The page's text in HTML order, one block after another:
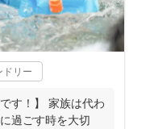
ドリー
す！】 家族は代わ
過ごす時を大切